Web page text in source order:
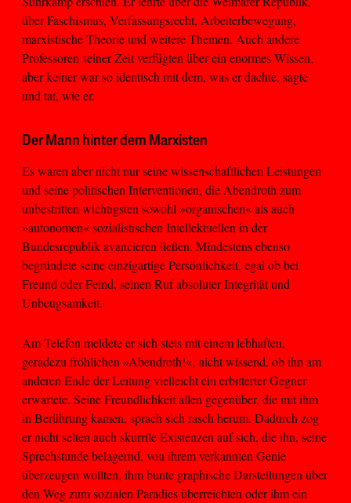
über Faschismus, Verfassungsrecht, Arbeiterbewegung,
marxistische Theorie und weitere Themen. Auch andere
Professoren seiner Zeit verfügten über ein enormes Wissen,
aber keiner war so identisch mit dem, was er dachte, sagte
und tat, wie er.
Der Mann hinter dem Marxisten
Es waren aber nicht nur seine wissenschaftlichen Leistungen
und seine politischen Interventionen, die Abendroth zum
unbestritten wichtigsten sowohl »organischen« als auch
»autonomen« sozialistischen Intellektuellen in der
Bundesrepublik avancieren ließen. Mindestens ebenso
begründete seine einzigartige Persönlichkeit, egal ob bei
Freund oder Feind, seinen Ruf absoluter Integrität und
Unbeugsamkeit.
Am Telefon meldete er sich stets mit einem lebhaften,
geradezu fröhlichen »Abendroth!«, nicht wissend, ob ihn am
anderen Ende der Leitung vielleicht ein erbitterter Gegner
erwartete. Seine Freundlichkeit allen gegenüber, die mit ihm
in Berührung kamen, sprach sich rasch herum. Dadurch zog
er nicht selten auch skurrile Existenzen auf sich, die ihn, seine
Sprechstunde belagernd, von ihrem verkannten Genie
überzeugen wollten, ihm bunte graphische Darstellungen über
den Weg zum sozialen Paradies überreichten oder ihm ein